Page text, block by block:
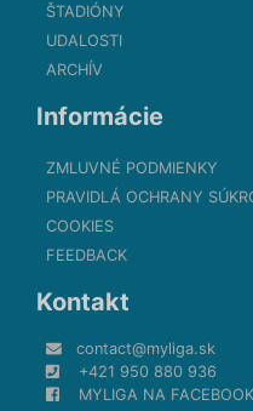
ŠTADIÓNY
UDALOSTI
ARCHÍV
Informácie
ZMLUVNÉ PODMIENKY
PRAVIDLÁ OCHRANY
COOKIES
FEEDBACK
Kontakt
contact@myliga.sk
+421 950 880 936
MYLIGA NA